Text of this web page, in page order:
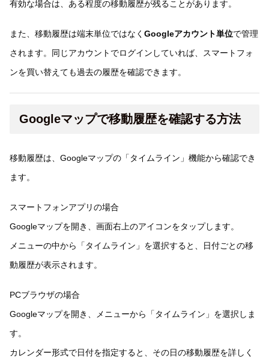
有効な場合は、ある程度の移動履歴が残ることがあります。
また、移動履歴は端末単位ではなく Googleアカウント単位で管理
されます。同じアカウントでログインしていれば、スマートフォ
ンを買い替えても過去の履歴を確認できます。
Googleマップで移動履歴を確認する方法
移動履歴は、Googleマップの「タイムライン」機能から確認でき
ます。
スマートフォンアプリの場合
Googleマップを開き、画面右上のアイコンをタップします。
メニューの中から「タイムライン」を選択すると、日付ごとの移
動履歴が表示されます。
PCブラウザの場合
Googleマップを開き、メニューから「タイムライン」を選択しま
す。
カレンダー形式で日付を指定すると、その日の移動履歴を詳しく